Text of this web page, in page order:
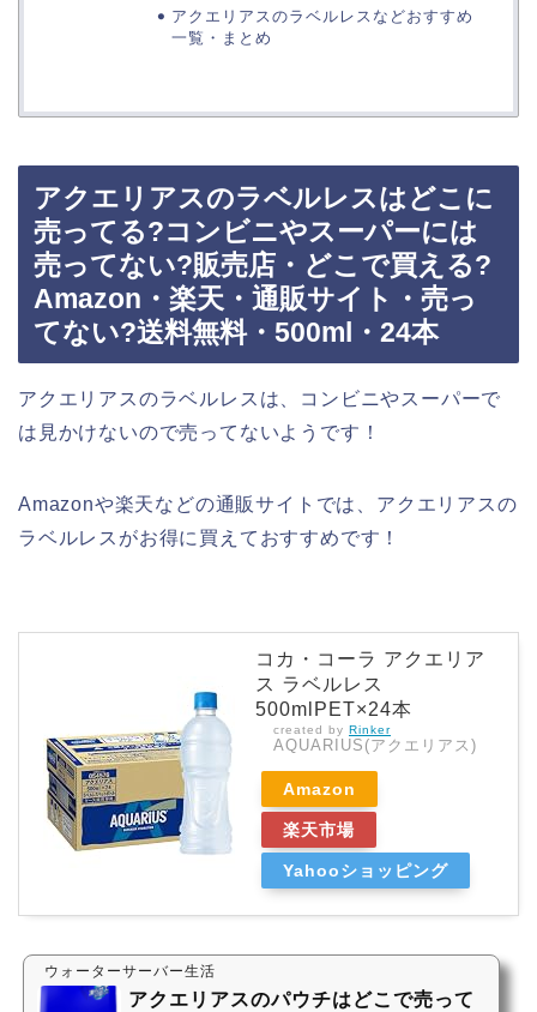
アクエリアスのラベルレスなどおすすめ
一覧・まとめ
アクエリアスのラベルレスはどこに
売ってる?コンビニやスーパーには
売ってない?販売店・どこで買える?
Amazon・楽天・通販サイト・売っ
てない?送料無料・500ml・24本
アクエリアスのラベルレスは、コンビニやスーパーで
は見かけないので売ってないようです！
Amazonや楽天などの通販サイトでは、アクエリアスの
ラベルレスがお得に買えておすすめです！
コカ・コーラ アクエリア
ス ラベルレス
500mlPET×24本
created by Rinker
AQUARIUS(アクエリアス)
Amazon
楽天市場
Yahooショッピング
ウォーターサーバー生活
アクエリアスのパウチはどこで売って